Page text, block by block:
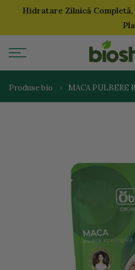
SariHidratare Zilnică
Produse bio MACA PULBERE